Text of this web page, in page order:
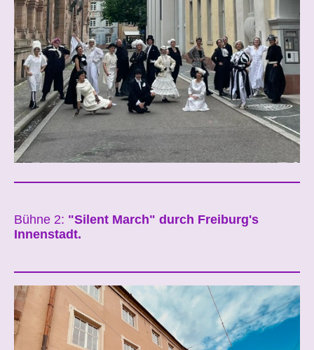
Bühne 2: "Silent March" durch Freiburg's
Innenstadt.